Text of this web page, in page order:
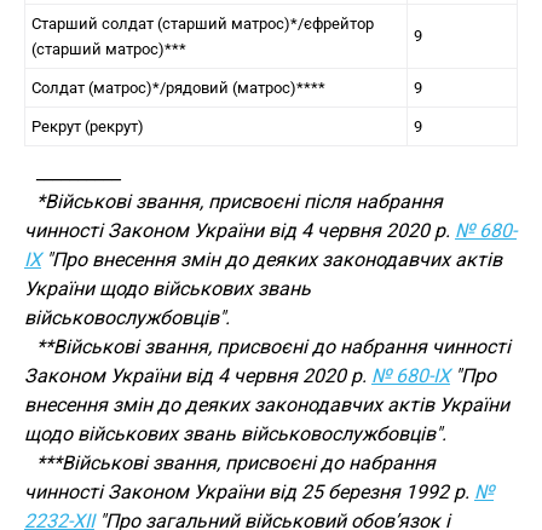
Старший солдат (старший матрос)*/єфрейтор
(старший матрос)***
9
Солдат (матрос)*/рядовий (матрос)**** 9
Рекрут (рекрут) 9
*Військові звання, присвоєні після набрання
чинності Законом України від 4 червня 2020 р. № 680-
IX"Про внесення змін до деяких законодавчих актів
України щодо військових звань
військовослужбовців".
**Військові звання, присвоєні до набрання чинності
Законом України від 4 червня 2020 р. № 680-IX"Про
внесення змін до деяких законодавчих актів України
щодо військових звань військовослужбовців".
***Військові звання, присвоєні до набрання
чинності Законом України від 25 березня 1992 р. №
2232-XII"Про загальний військовий обов’язок і